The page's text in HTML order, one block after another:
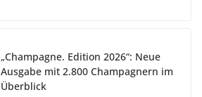
„Champagne. Edition 2026“: Neue
Ausgabe mit 2.800 Champagnern im
Überblick